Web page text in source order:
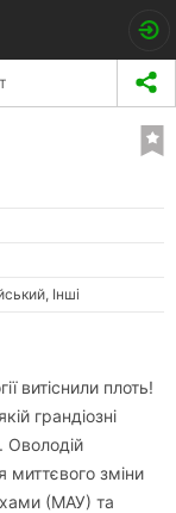
Інші
витіснили плоть!
грандіозні
Оволодій
миттєвого зміни
(МАУ) та